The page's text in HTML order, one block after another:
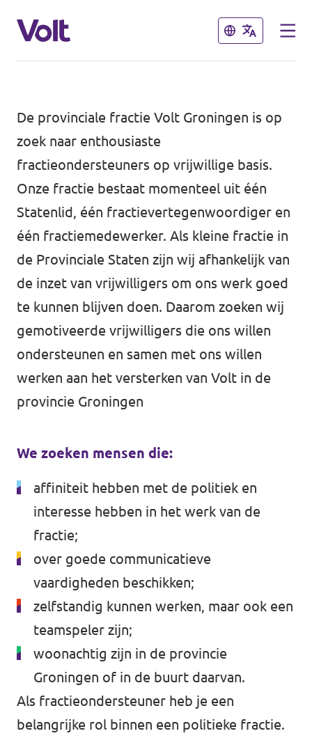
Sluiten
Volt gemeente Groningen
Volt gemeente Eemsdelta
Volt Provinciale Staten Groningen
Volt Nederland
Volt Nederland
Sluiten
Standpunten
Over Volt
Mensen
Nieuws
Agenda
Website gemeente Groningen
Website gemeente Eemsdelta
Website Provinciale Statenfractie
Doe mee!
De provinciale fractie Volt Groningen is op
zoek naar enthousiaste
fractieondersteuners op vrijwillige basis.
Onze fractie bestaat momenteel uit één
Statenlid, één fractievertegenwoordiger en
één fractiemedewerker. Als kleine fractie in
de Provinciale Staten zijn wij afhankelijk van
de inzet van vrijwilligers om ons werk goed
te kunnen blijven doen. Daarom zoeken wij
gemotiveerde vrijwilligers die ons willen
ondersteunen en samen met ons willen
werken aan het versterken van Volt in de
provincie Groningen
We zoeken mensen die:
affiniteit hebben met de politiek en
interesse hebben in het werk van de
fractie;
over goede communicatieve
vaardigheden beschikken;
zelfstandig kunnen werken, maar ook een
teamspeler zijn;
woonachtig zijn in de provincie
Groningen of in de buurt daarvan.
Als fractieondersteuner heb je een
belangrijke rol binnen een politieke fractie.